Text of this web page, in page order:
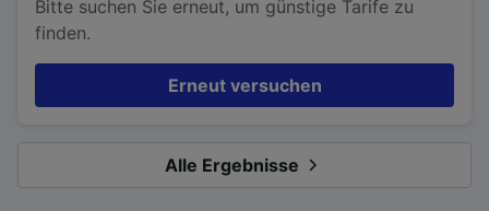
Bitte suchen Sie erneut, um günstige Tarife zu
finden.
Erneut versuchen
Alle Ergebnisse